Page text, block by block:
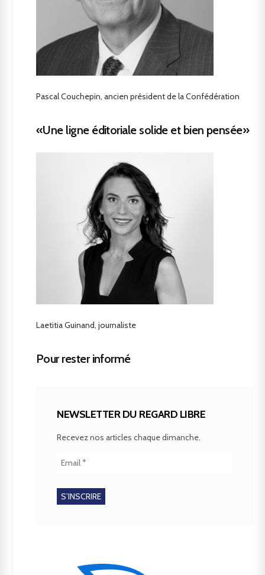
Pascal Couchepin, ancien président de la Confédération
«Une ligne éditoriale solide et bien pensée»
Laetitia Guinand, journaliste
Pour rester informé
NEWSLETTER DU REGARD LIBRE
Recevez nos articles chaque dimanche.